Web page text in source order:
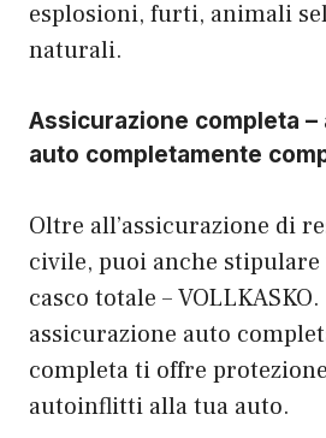
esplosioni, furti, animali
naturali.
Assicurazione completa
auto completamente
Oltre all’assicurazione di
civile, puoi anche stipulare
casco totale –
assicurazione auto
completa ti offre
autoinflitti alla tua auto.